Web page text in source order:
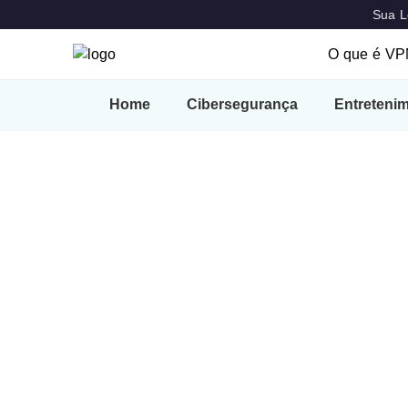
Sua
O que é
O que é
Home Cibersegurança